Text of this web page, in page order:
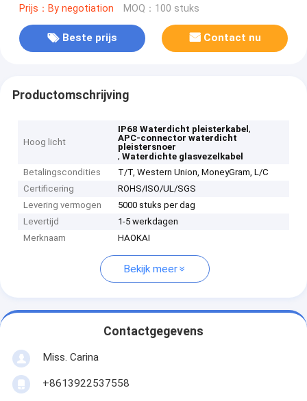
Prijs：By negotiation MOQ：100 stuks
Beste prijs Contact nu
Productomschrijving
Hoog licht
IP68 Waterdicht pleisterkabel,
APC-connector waterdicht
pleistersnoer
,Waterdichte glasvezelkabel
Betalingscondities
T/T, Western Union, MoneyGram, L/C
Certificering
ROHS/ISO/UL/SGS
Levering vermogen
5000 stuks per dag
Levertijd
1-5 werkdagen
Merknaam
HAOKAI
Bekijk meer
Contactgegevens
Miss. Carina
+8613922537558